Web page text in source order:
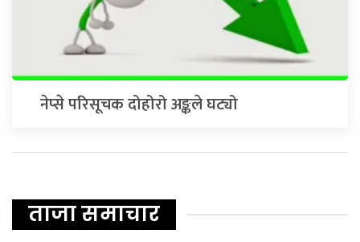
नेप्से परिसूचक दोहोरो अङ्कले घट्यो
ताजा समाचार